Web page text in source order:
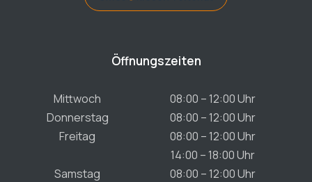
Öffnungszeiten
Mittwoch
08:00 – 12:00 Uhr
Donnerstag
08:00 – 12:00 Uhr
Freitag
08:00 – 12:00 Uhr
14:00 – 18:00 Uhr
Samstag
08:00 – 12:00 Uhr